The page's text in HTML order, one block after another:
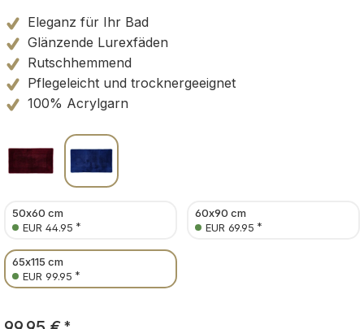
Eleganz für Ihr Bad
Glänzende Lurexfäden
Rutschhemmend
Pflegeleicht und trocknergeeignet
100% Acrylgarn
50x60 cm
EUR 44.95 *
60x90 cm
EUR 69.95 *
65x115 cm
EUR 99.95 *